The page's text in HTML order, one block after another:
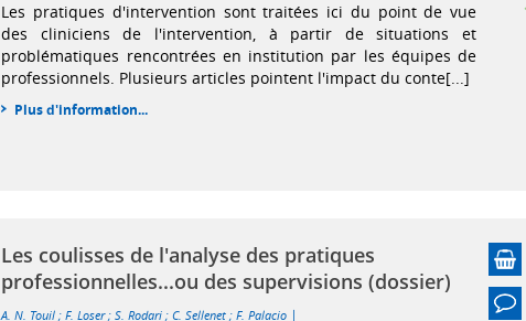
Les pratiques d'intervention sont traitées ici du point de vue
des cliniciens de l'intervention, à partir de situations et
problématiques rencontrées en institution par les équipes de
professionnels. Plusieurs articles pointent l'impact du conte[...]
Plus d'information...
Les coulisses de l'analyse des pratiques
professionnelles...ou des supervisions (dossier)
A. N. Touil ;F. Loser;S. Rodari ;C. Sellenet ;F. Palacio |